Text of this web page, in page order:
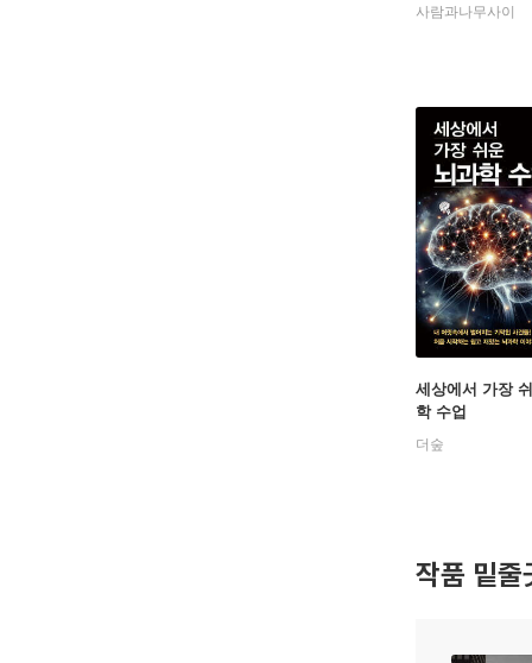
사람과나무사이
세상에서 가장
학 수업
더숲
작품 밑줄